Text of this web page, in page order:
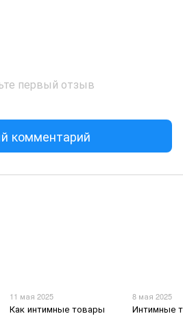
первый отзыв
комментарий
11 мая 2025
Как интимные товары
8 мая 2025
Интимные